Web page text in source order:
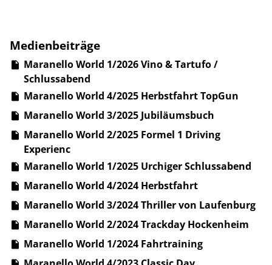
Medienbeiträge
Maranello World 1/2026 Vino & Tartufo /
Schlussabend
Maranello World 4/2025 Herbstfahrt TopGun
Maranello World 3/2025 Jubiläumsbuch
Maranello World 2/2025 Formel 1 Driving
Experienc
Maranello World 1/2025 Urchiger Schlussabend
Maranello World 4/2024 Herbstfahrt
Maranello World 3/2024 Thriller von Laufenburg
Maranello World 2/2024 Trackday Hockenheim
Maranello World 1/2024 Fahrtraining